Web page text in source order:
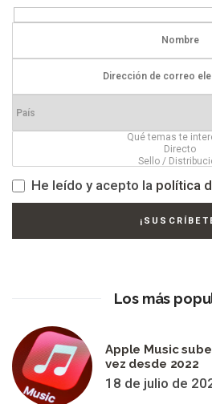
He leído y acepto la política
Los más
Apple Music
vez desde 2022
18 de julio de